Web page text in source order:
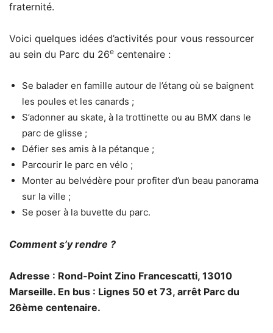
fraternité.
Voici quelques idées d’activités pour vous ressourcer
au sein du Parc du 26e centenaire :
Se balader en famille autour de l’étang où se baignent
les poules et les canards ;
S’adonner au skate, à la trottinette ou au BMX dans le
parc de glisse ;
Défier ses amis à la pétanque ;
Parcourir le parc en vélo ;
Monter au belvédère pour profiter d’un beau panorama
sur la ville ;
Se poser à la buvette du parc.
Comment s’y rendre ?
Adresse : Rond-Point Zino Francescatti, 13010
Marseille. En bus : Lignes 50 et 73, arrêt Parc du
26ème centenaire.